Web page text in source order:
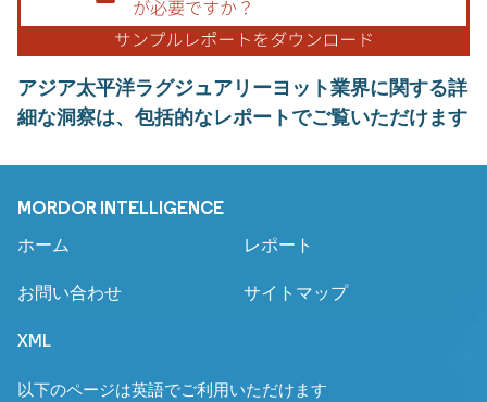
アジア太平洋ラグジュアリーヨット業界に関する詳
細な洞察は、包括的なレポートでご覧いただけます
MORDOR INTELLIGENCE
ホーム レポート
お問い合わせ サイトマップ
XML
以下のページは英語でご利用いただけます